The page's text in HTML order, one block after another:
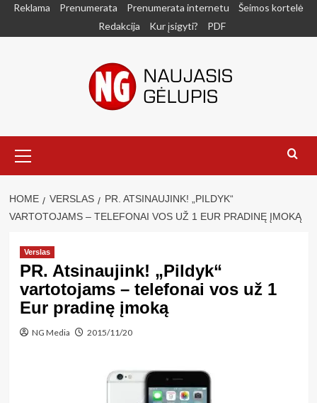
SkipReklama Prenumerata Prenumerata internetu
Šeimos kortelė
Redakcija
Kur įsigyti? PDF
Menu
HOME VERSLAS
PR. ATSINAUJINK! „PILDYK“
VARTOTOJAMS – TELEFONAI VOS UŽ 1 EUR PRADINĘ ĮMOKĄ
Verslas
PR. Atsinaujink! „Pildyk“
vartotojams – telefonai vos už 1
Eur pradinę įmoką
NG Media 2015/11/20